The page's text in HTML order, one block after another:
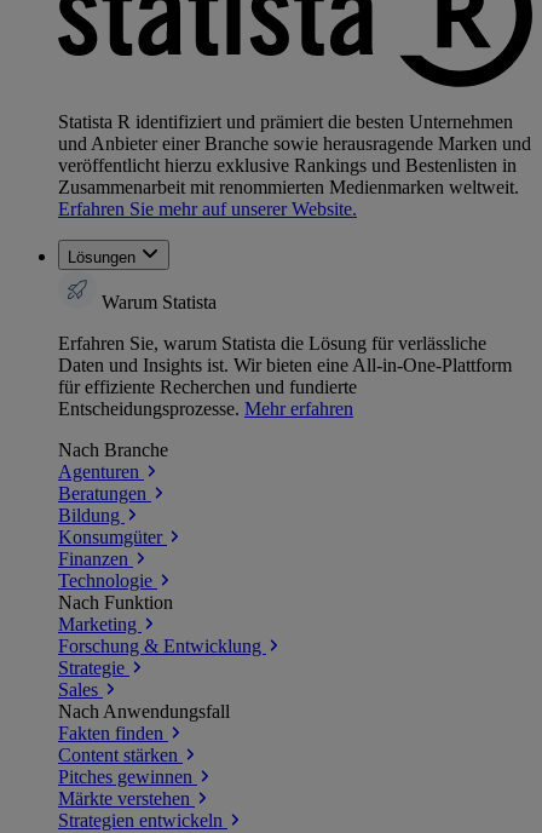
Statista R identifiziert und prämiert die besten Unternehmen
und Anbieter einer Branche sowie herausragende Marken und
veröffentlicht hierzu exklusive Rankings und Bestenlisten in
Zusammenarbeit mit renommierten Medienmarken weltweit.
Erfahren Sie mehr auf unserer Website.
Lösungen
Warum Statista
Erfahren Sie, warum Statista die Lösung für verlässliche
Daten und Insights ist. Wir bieten eine All-in-One-Plattform
für effiziente Recherchen und fundierte
Entscheidungsprozesse. Mehr erfahren
Nach Branche
Agenturen
Beratungen
Bildung
Konsumgüter
Finanzen
Technologie
Nach Funktion
Marketing
Forschung & Entwicklung
Strategie
Sales
Nach Anwendungsfall
Fakten finden
Content stärken
Pitches gewinnen
Märkte verstehen
Strategien entwickeln